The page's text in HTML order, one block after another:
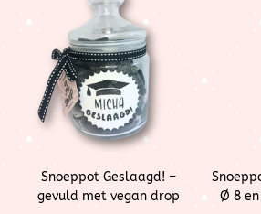
Snoeppot Geslaagd! –
gevuld met vegan drop
Ø 8 en